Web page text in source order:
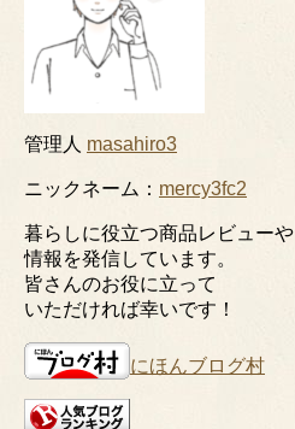
管理人 masahiro3
ニックネーム： mercy3fc2
暮らしに役立つ商品レビューや
情報を発信しています。
皆さんのお役に立って
いただければ幸いです！
にほんブログ村